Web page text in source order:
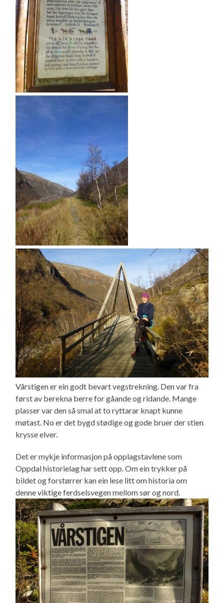
Vårstigen er ein godt bevart vegstrekning. Den var fra
først av berekna berre for gåande og ridande. Mange
plasser var den så smal at to ryttarar knapt kunne
møtast. No er det bygd stødige og gode bruer der stien
krysse elver.
Det er mykje informasjon på opplagstavlene som
Oppdal historielag har sett opp. Om ein trykker på
bildet og forstørrer kan ein lese litt om historia om
denne viktige ferdselsvegen mellom sør og nord.